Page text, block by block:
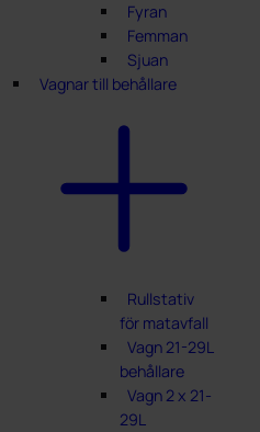
Fyran
Femman
Sjuan
Vagnar till behållare
Rullstativ
för matavfall
Vagn 21-29L
behållare
Vagn 2 x 21-
29L